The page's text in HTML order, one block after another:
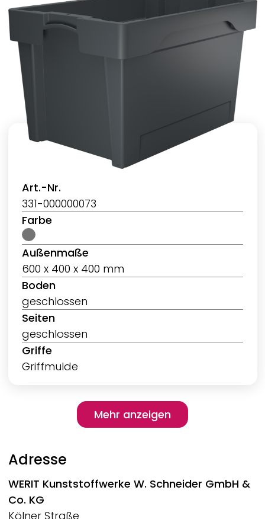
Art.-Nr.
331-000000073
Farbe
Außenmaße
600 x 400 x 400 mm
Boden
geschlossen
Seiten
geschlossen
Griffe
Griffmulde
Pagination
Mehr anzeigen
Mehr anzeigen
Adresse
WERIT Kunststoffwerke W. Schneider GmbH &
Co. KG
Kölner Straße